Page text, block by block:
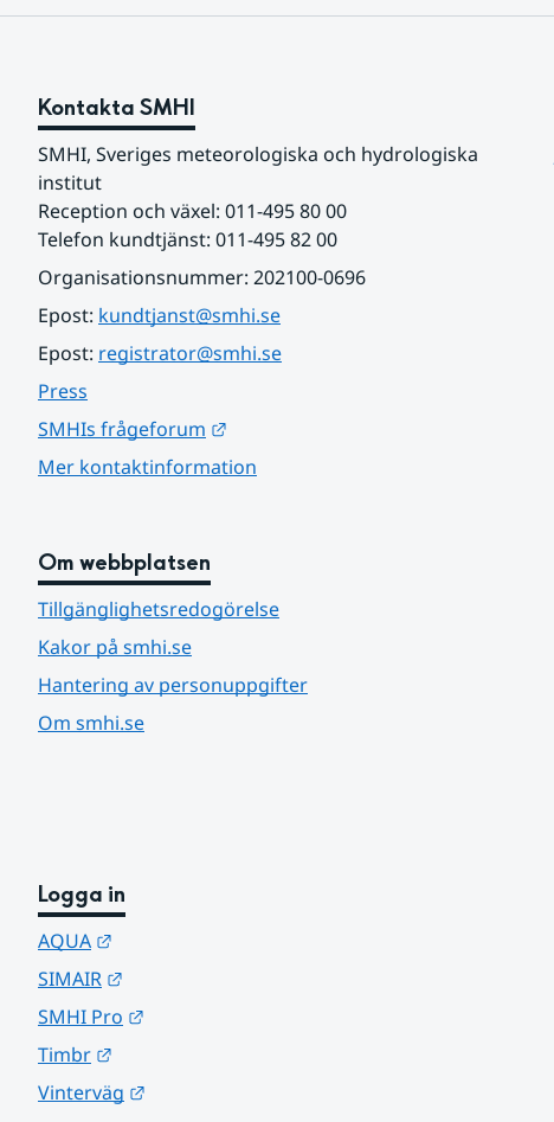
Kontakta SMHI
SMHI, Sveriges meteorologiska och hydrologiska
institut
Reception och växel: 011-495 80 00
Telefon kundtjänst: 011-495 82 00
Organisationsnummer: 202100-0696
Epost: kundtjanst@smhi.se
Epost: registrator@smhi.se
Press
SMHIs frågeforum
Mer kontaktinformation
Om webbplatsen
Tillgänglighetsredogörelse
Kakor på smhi.se
Hantering av personuppgifter
Om smhi.se
Logga in
AQUA
SIMAIR
SMHI Pro
Timbr
Vinterväg